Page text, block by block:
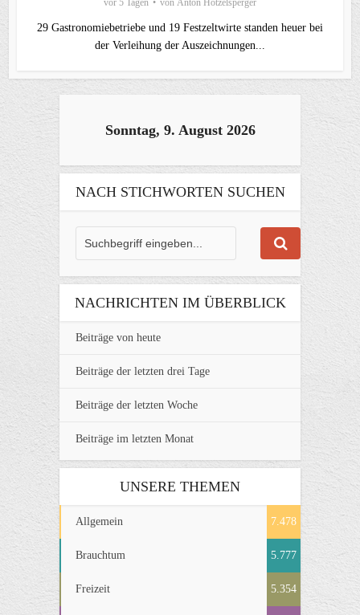
vor 5 Tagen von Anton Hötzelsperger
29 Gastronomiebetriebe und 19 Festzeltwirte standen heuer bei
der Verleihung der Auszeichnungen...
Sonntag, 9. August 2026
NACH STICHWORTEN SUCHEN
NACHRICHTEN IM ÜBERBLICK
Beiträge von heute
Beiträge der letzten drei Tage
Beiträge der letzten Woche
Beiträge im letzten Monat
UNSERE THEMEN
Allgemein 7.478
Brauchtum 5.777
Freizeit 5.354